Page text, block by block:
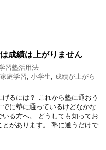
成績は上がりません
習塾活用法
家庭学習 小学生
成績が上がら
るには？ これから塾に通おう
でに塾に通っているけどなかな
る方へ。 どうしても知ってお
とがあります。 塾に通うだけで